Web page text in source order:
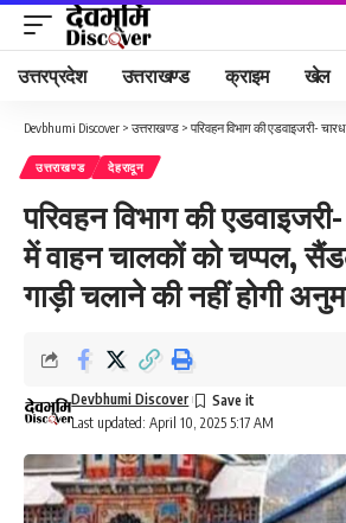
उत्तरप्रदेश उत्तराखण्ड क्राइम खेल
Devbhumi Discover > उत्तराखण्ड > परिवहन विभाग की एडवाइजरी- चारधाम यात्रा में वाहन
उत्तराखण्ड देहरादून
परिवहन विभाग की
में वाहन चालकों को चप्पल,
गाड़ी चलाने की नहीं होगी
Last updated: April 10, 2025 5:17 AM
Devbhumi Discover